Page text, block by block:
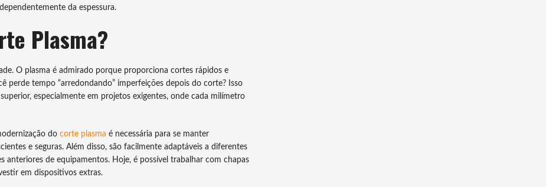
da espessura.
Plasma?
O plasma é admirado porque proporciona cortes rápidos e
perde tempo “arredondando” imperfeições depois do corte? Isso
especialmente em projetos exigentes, onde cada milímetro
do corte plasma é necessária para se manter
e seguras. Além disso, são facilmente adaptáveis a diferentes
anteriores de equipamentos. Hoje, é possível trabalhar com chapas
em dispositivos extras.